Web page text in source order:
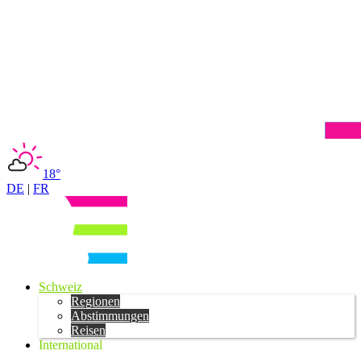
18°
DE | FR
Schweiz
Regionen
Abstimmungen
Reisen
International